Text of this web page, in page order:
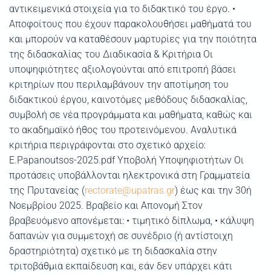
αντικειμενικά στοιχεία για το διδακτικό του έργο. •
Αποφοίτους που έχουν παρακολουθήσει μαθήματά του
και μπορούν να καταθέσουν μαρτυρίες για την ποιότητα
της διδασκαλίας του Διαδικασία & Κριτήρια Οι
υποψηφιότητες αξιολογούνται από επιτροπή βάσει
κριτηρίων που περιλαμβάνουν την αποτίμηση του
διδακτικού έργου, καινοτόμες μεθόδους διδασκαλίας,
συμβολή σε νέα προγράμματα και μαθήματα, καθώς και
το ακαδημαϊκό ήθος του προτεινόμενου. Αναλυτικά
κριτήρια περιγράφονται στο σχετικό αρχείο:
E.Papanoutsos-2025.pdf Υποβολή Υποψηφιοτήτων Οι
προτάσεις υποβάλλονται ηλεκτρονικά στη Γραμματεία
της Πρυτανείας (rectorate@upatras.gr) έως και την 30ή
Νοεμβρίου 2025. Βραβείο και Απονομή Στον
βραβευόμενο απονέμεται: • τιμητικό δίπλωμα, • κάλυψη
δαπανών για συμμετοχή σε συνέδριο (ή αντίστοιχη
δραστηριότητα) σχετικό με τη διδασκαλία στην
τριτοβάθμια εκπαίδευση και, εάν δεν υπάρχει κάτι